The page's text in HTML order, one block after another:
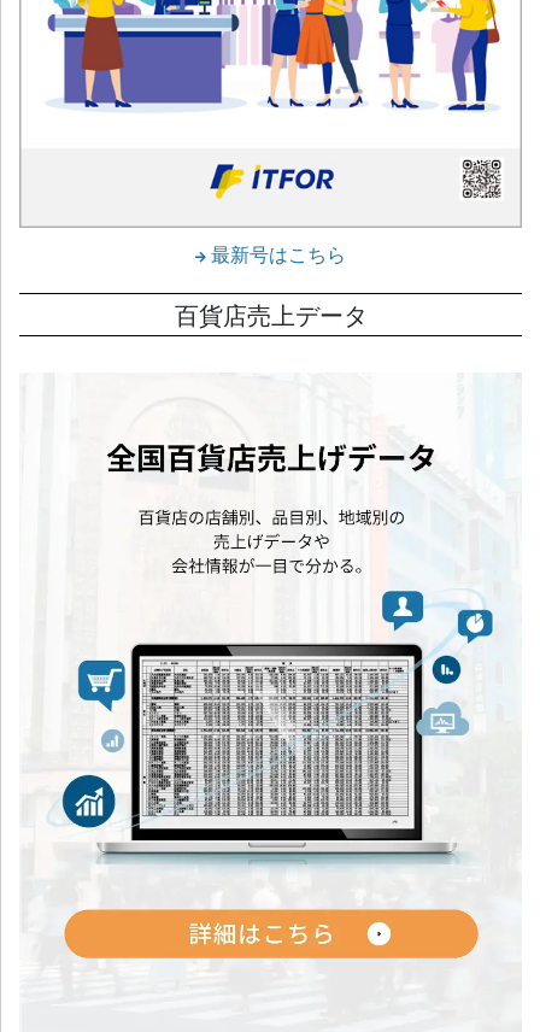
最新号はこちら
百貨店売上データ